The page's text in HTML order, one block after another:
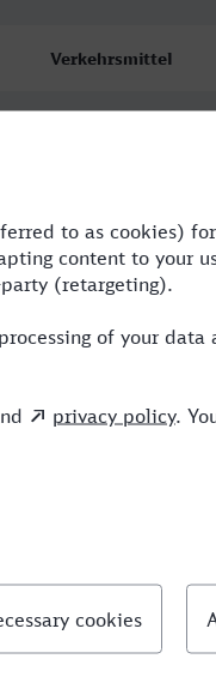
Verkehrsmittel
RE,NX
RE,NX